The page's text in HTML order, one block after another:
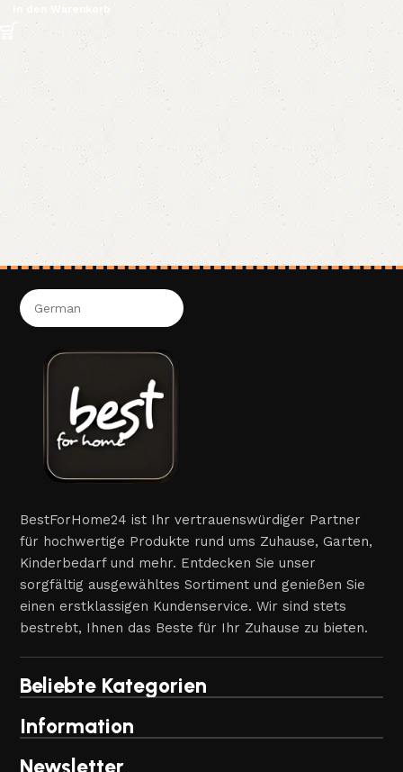
BestForHome24 ist Ihr vertrauenswürdiger Partner
für hochwertige Produkte rund ums Zuhause, Garten,
Kinderbedarf und mehr. Entdecken Sie unser
sorgfältig ausgewähltes Sortiment und genießen Sie
einen erstklassigen Kundenservice. Wir sind stets
bestrebt, Ihnen das Beste für Ihr Zuhause zu bieten.
Beliebte Kategorien
Information
Newsletter